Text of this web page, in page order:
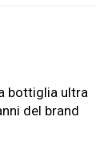
bottiglia ultra
del brand